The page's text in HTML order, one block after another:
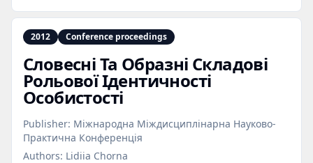
2012 Conference proceedings
Словесні Та Образні Складові
Рольової Ідентичності
Особистості
Publisher: Міжнародна Міждисциплінарна Науково-
Практична Конференція
Authors: Lidiia Chorna